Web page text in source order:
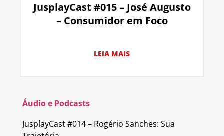
JusplayCast #015 – José Augusto
– Consumidor em Foco
LEIA MAIS
Áudio e Podcasts
JusplayCast #014 – Rogério Sanches: Sua